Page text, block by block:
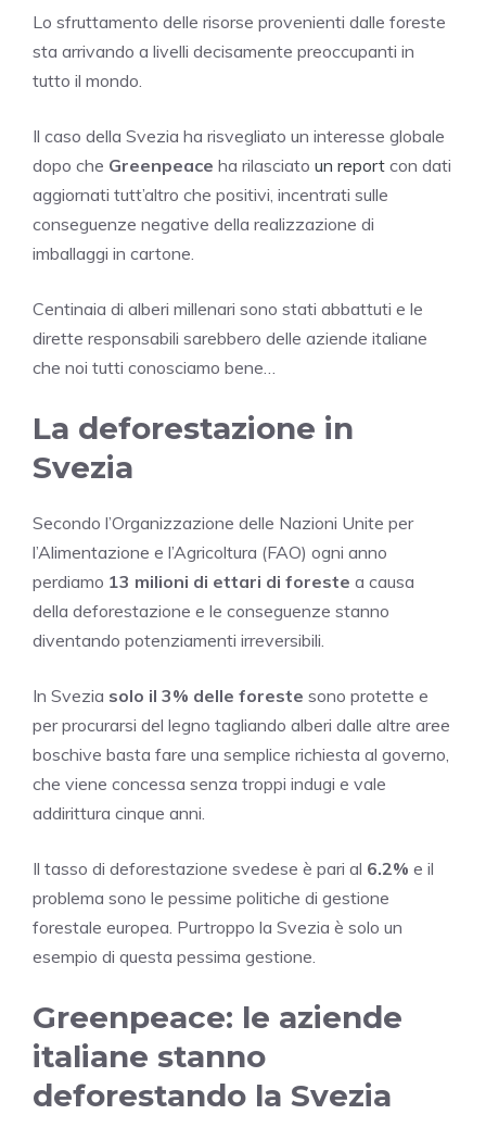
Lo sfruttamento delle risorse provenienti dalle foreste
sta arrivando a livelli decisamente preoccupanti in
tutto il mondo.
Il caso della Svezia ha risvegliato un interesse globale
dopo che Greenpeace ha rilasciato un report con dati
aggiornati tutt’altro che positivi, incentrati sulle
conseguenze negative della realizzazione di
imballaggi in cartone.
Centinaia di alberi millenari sono stati abbattuti e le
dirette responsabili sarebbero delle aziende italiane
che noi tutti conosciamo bene…
La deforestazione in
Svezia
Secondo l’Organizzazione delle Nazioni Unite per
l’Alimentazione e l’Agricoltura (FAO) ogni anno
perdiamo 13 milioni di ettari di foreste a causa
della deforestazione e le conseguenze stanno
diventando potenziamenti irreversibili.
In Svezia solo il 3% delle foreste sono protette e
per procurarsi del legno tagliando alberi dalle altre aree
boschive basta fare una semplice richiesta al governo,
che viene concessa senza troppi indugi e vale
addirittura cinque anni.
Il tasso di deforestazione svedese è pari al 6.2% e il
problema sono le pessime politiche di gestione
forestale europea. Purtroppo la Svezia è solo un
esempio di questa pessima gestione.
Greenpeace: le aziende
italiane stanno
deforestando la Svezia